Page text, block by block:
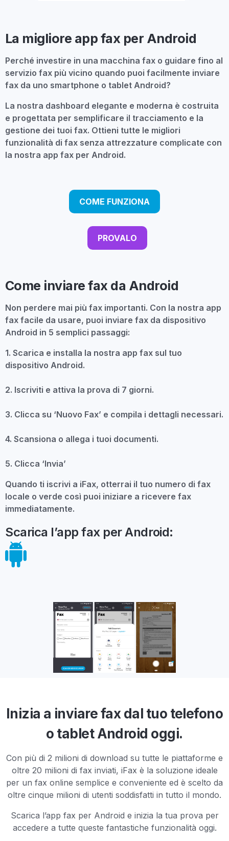
La migliore app fax per Android
Perché investire in una macchina fax o guidare fino al
servizio fax più vicino quando puoi facilmente inviare
fax da uno smartphone o tablet Android?
La nostra dashboard elegante e moderna è costruita
e progettata per semplificare il tracciamento e la
gestione dei tuoi fax. Ottieni tutte le migliori
funzionalità di fax senza attrezzature complicate con
la nostra app fax per Android.
COME FUNZIONA
PROVALO
Come inviare fax da Android
Non perdere mai più fax importanti. Con la nostra app
fax facile da usare, puoi inviare fax da dispositivo
Android in 5 semplici passaggi:
1. Scarica e installa la nostra app fax sul tuo
dispositivo Android.
2. Iscriviti e attiva la prova di 7 giorni.
3. Clicca su ‘Nuovo Fax’ e compila i dettagli necessari.
4. Scansiona o allega i tuoi documenti.
5. Clicca ‘Invia’
Quando ti iscrivi a iFax, otterrai il tuo numero di fax
locale o verde così puoi iniziare a ricevere fax
immediatamente.
Scarica l’app fax per Android:
Inizia a inviare fax dal tuo telefono
o tablet Android oggi.
Con più di 2 milioni di download su tutte le piattaforme e
oltre 20 milioni di fax inviati, iFax è la soluzione ideale
per un fax online semplice e conveniente ed è scelto da
oltre cinque milioni di utenti soddisfatti in tutto il mondo.
Scarica l’app fax per Android e inizia la tua prova per
accedere a tutte queste fantastiche funzionalità oggi.